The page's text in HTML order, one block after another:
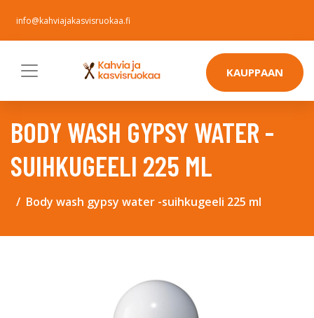
info@kahviajakasvisruokaa.fi
KAUPPAAN
BODY WASH GYPSY WATER -
SUIHKUGEELI 225 ML
Body wash gypsy water -suihkugeeli 225 ml